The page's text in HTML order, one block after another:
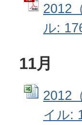
2012
ル:
11月
2012
イル: